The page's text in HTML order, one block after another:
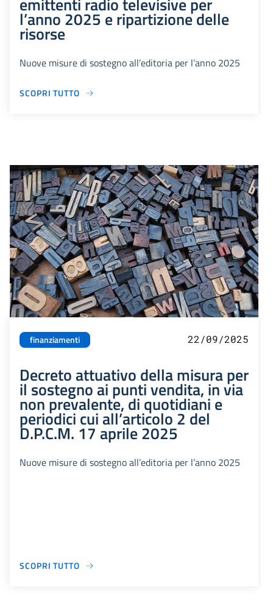
l’anno 2025 e ripartizione delle
risorse
Nuove misure di sostegno all’editoria per l’anno 2025
SCOPRI TUTTO
finanziamenti 22/09/2025
Decreto attuativo della misura per
il sostegno ai punti vendita, in via
non prevalente, di quotidiani e
periodici cui all’articolo 2 del
D.P.C.M. 17 aprile 2025
Nuove misure di sostegno all’editoria per l’anno 2025
SCOPRI TUTTO